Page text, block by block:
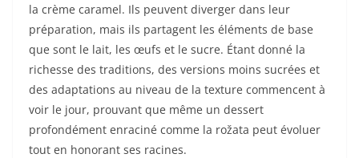
la crème caramel. Ils peuvent diverger dans leur
préparation, mais ils partagent les éléments de base
que sont le lait, les œufs et le sucre. Étant donné la
richesse des traditions, des versions moins sucrées et
des adaptations au niveau de la texture commencent à
voir le jour, prouvant que même un dessert
profondément enraciné comme la rožata peut évoluer
tout en honorant ses racines.